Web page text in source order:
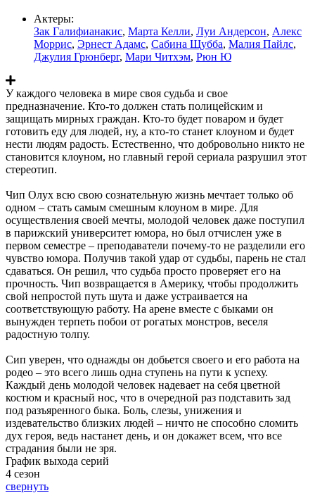
Актеры:
Зак Галифианакис, Марта Келли, Луи Андерсон, Алекс
Моррис, Эрнест Адамс, Сабина Щубба, Малия Пайлс,
Джулия Грюнберг, Мари Читхэм, Рюн Ю
У каждого человека в мире своя судьба и свое
предназначение. Кто-то должен стать полицейским и
защищать мирных граждан. Кто-то будет поваром и будет
готовить еду для людей, ну, а кто-то станет клоуном и будет
нести людям радость. Естественно, что добровольно никто не
становится клоуном, но главный герой сериала разрушил этот
стереотип.
Чип Олух всю свою сознательную жизнь мечтает только об
одном – стать самым смешным клоуном в мире. Для
осуществления своей мечты, молодой человек даже поступил
в парижский университет юмора, но был отчислен уже в
первом семестре – преподаватели почему-то не разделили его
чувство юмора. Получив такой удар от судьбы, парень не стал
сдаваться. Он решил, что судьба просто проверяет его на
прочность. Чип возвращается в Америку, чтобы продолжить
свой непростой путь шута и даже устраивается на
соответствующую работу. На арене вместе с быками он
вынужден терпеть побои от рогатых монстров, веселя
радостную толпу.
Сип уверен, что однажды он добьется своего и его работа на
родео – это всего лишь одна ступень на пути к успеху.
Каждый день молодой человек надевает на себя цветной
костюм и красный нос, что в очередной раз подставить зад
под разъяренного быка. Боль, слезы, унижения и
издевательство близких людей – ничто не способно сломить
дух героя, ведь настанет день, и он докажет всем, что все
страдания были не зря.
График выхода серий
4 сезон
свернуть